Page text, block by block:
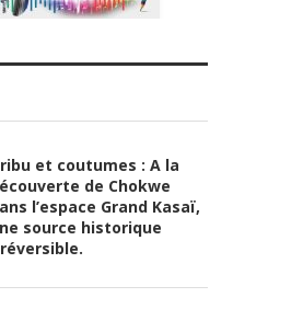
et coutumes : A la
de Chokwe
l’espace Grand Kasaï,
source historique